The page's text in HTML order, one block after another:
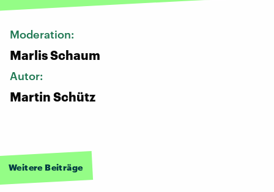
Moderation:
Marlis Schaum
Autor:
Martin Schütz
Weitere Beiträge